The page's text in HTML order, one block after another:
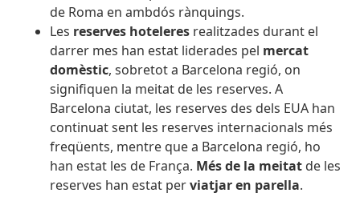
de Roma en ambdós rànquings.
Les reserves hoteleres realitzades durant el
darrer mes han estat liderades pel mercat
domèstic, sobretot a Barcelona regió, on
signifiquen la meitat de les reserves. A
Barcelona ciutat, les reserves des dels EUA han
continuat sent les reserves internacionals més
freqüents, mentre que a Barcelona regió, ho
han estat les de França. Més de la meitat de les
reserves han estat perviatjar en parella.